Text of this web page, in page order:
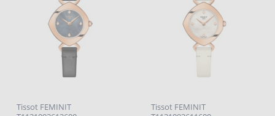
Tissot FEMINIT
Tissot FEMINIT